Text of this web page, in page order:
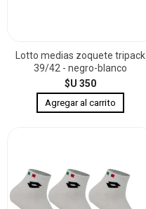
Lotto medias zoquete tripack
39/42 - negro-blanco
$U 350